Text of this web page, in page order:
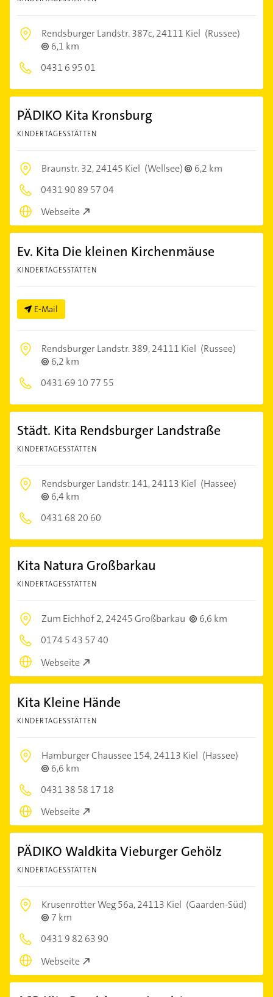
Rendsburger Landstr. 387c,24111 Kiel (Russee)
6,1 km
0431 6 95 01
PÄDIKO Kita Kronsburg
KINDERTAGESSTÄTTEN
Braunstr. 32,24145 Kiel (Wellsee)
6,2 km
0431 90 89 57 04
Webseite
Ev. Kita Die kleinen Kirchenmäuse
KINDERTAGESSTÄTTEN
E-Mail
Rendsburger Landstr. 389,24111 Kiel (Russee)
6,2 km
0431 69 10 77 55
Städt. Kita Rendsburger Landstraße
KINDERTAGESSTÄTTEN
Rendsburger Landstr. 141,24113 Kiel (Hassee)
6,4 km
0431 68 20 60
Kita Natura Großbarkau
KINDERTAGESSTÄTTEN
Zum Eichhof 2,24245 Großbarkau
6,6 km
0174 5 43 57 40
Webseite
Kita Kleine Hände
KINDERTAGESSTÄTTEN
Hamburger Chaussee 154,24113 Kiel (Hassee)
6,6 km
0431 38 58 17 18
Webseite
PÄDIKO Waldkita Vieburger Gehölz
KINDERTAGESSTÄTTEN
Krusenrotter Weg 56a,24113 Kiel (Gaarden-Süd)
7 km
0431 9 82 63 90
Webseite